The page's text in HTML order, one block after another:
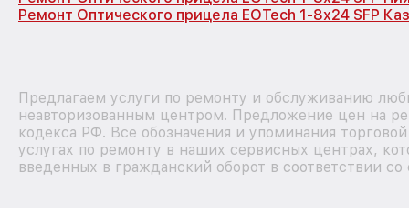
Ремонт Оптического прицела EOTech 1-8x24 SFP
Предлагаем услуги по ремонту и обслуживанию
неавторизованным центром. Предложение цен на
кодекса РФ. Все обозначения и упоминания
услугах по ремонту в наших сервисных центрах,
введенных в гражданский оборот в соответствии